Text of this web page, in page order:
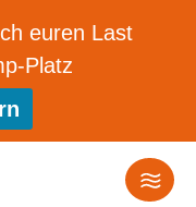
euren Last
Platz